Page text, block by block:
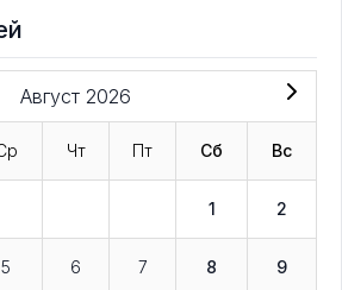
Август 2026
Чт Пт Сб Вс
1 2
5 6 7 8 9